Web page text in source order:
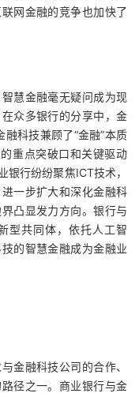
网金融的竞争也加快了
慧金融毫无疑问成为现
众多银行的分享中，金
科技兼顾了“金融”本质
重点突破口和关键驱动
银行纷纷聚焦ICT技术，
一步扩大和深化金融科
凸显发力方向。银行与
型共同体，依托人工智
的智慧金融成为金融业
金融科技公司的合作、
径之一。商业银行与金